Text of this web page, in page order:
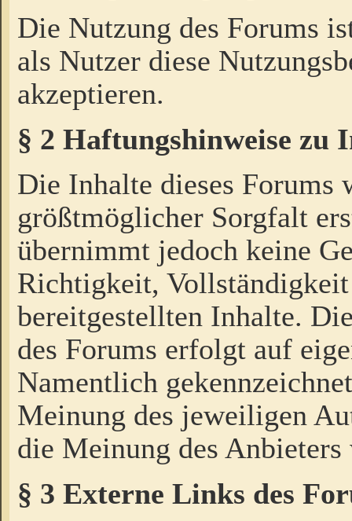
Die Nutzung des Forums
als Nutzer diese
akzeptieren.
§ 2 Haftungshinweise zu
Die Inhalte dieses Forums
größtmöglicher Sorgfalt
übernimmt jedoch keine
Richtigkeit,
bereitgestellten Inhalte.
des Forums erfolgt auf
Namentlich
Meinung des jeweiligen
die Meinung des Anbieters
§ 3 Externe Links des